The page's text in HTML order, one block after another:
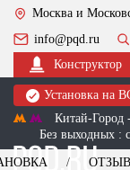
Москва и
info@pqd.ru
Конструктор
Установка на
Китай-
Без выходных :